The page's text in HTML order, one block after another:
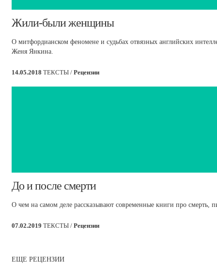
​Жили-были женщины
О митфордианском феномене и судьбах отвязных английских
Женя Янкина.
14.05.2018 ТЕКСТЫ / Рецензии
​До и после смерти
О чем на самом деле рассказывают современные книги про смерть,
07.02.2019 ТЕКСТЫ / Рецензии
ЕЩЕ РЕЦЕНЗИИ